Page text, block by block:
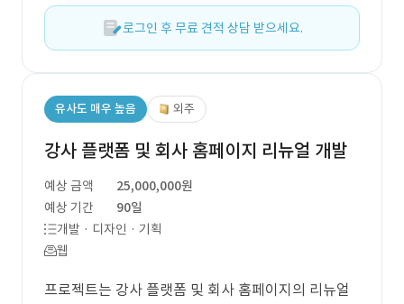
로그인 후 무료 견적 상담 받으세요.
유사도 매우 높음 외주
강사 플랫폼 및 회사 홈페이지 리뉴얼 개발
예상 금액
25,000,000원
예상 기간
90일
개발 · 디자인 · 기획
웹
프로젝트는 강사 플랫폼 및 회사 홈페이지의 리뉴얼